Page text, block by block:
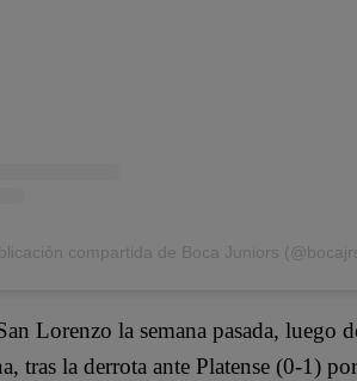
compartida de Boca Juniors
Lorenzo la semana pasada,
tras la derrota ante Platense (0-1)